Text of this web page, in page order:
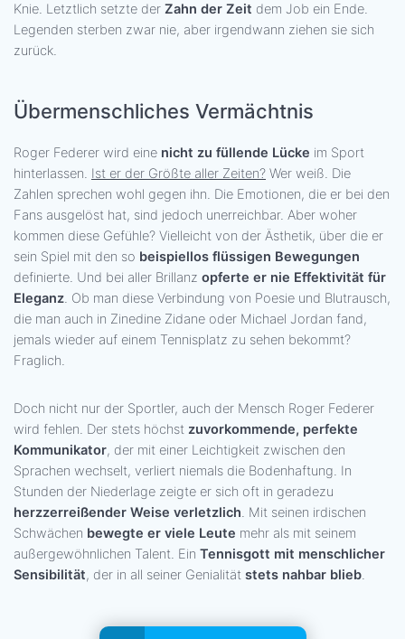
Knie. Letztlich setzte der Zahn der Zeit dem Job ein Ende.
Legenden sterben zwar nie, aber irgendwann ziehen sie sich
zurück.
Übermenschliches Vermächtnis
Roger Federer wird eine nicht zu füllende Lücke im Sport
hinterlassen. Ist er der Größte aller Zeiten? Wer weiß. Die
Zahlen sprechen wohl gegen ihn. Die Emotionen, die er bei den
Fans ausgelöst hat, sind jedoch unerreichbar. Aber woher
kommen diese Gefühle? Vielleicht von der Ästhetik, über die er
sein Spiel mit den so beispiellos flüssigen Bewegungen
definierte. Und bei aller Brillanz opferte er nie Effektivität für
Eleganz. Ob man diese Verbindung von Poesie und Blutrausch,
die man auch in Zinedine Zidane oder Michael Jordan fand,
jemals wieder auf einem Tennisplatz zu sehen bekommt?
Fraglich.
Doch nicht nur der Sportler, auch der Mensch Roger Federer
wird fehlen. Der stets höchst zuvorkommende, perfekte
Kommunikator, der mit einer Leichtigkeit zwischen den
Sprachen wechselt, verliert niemals die Bodenhaftung. In
Stunden der Niederlage zeigte er sich oft in geradezu
herzzerreißender Weise verletzlich. Mit seinen irdischen
Schwächen bewegte er viele Leute mehr als mit seinem
außergewöhnlichen Talent. Ein Tennisgott mit menschlicher
Sensibilität, der in all seiner Genialität stets nahbar blieb.